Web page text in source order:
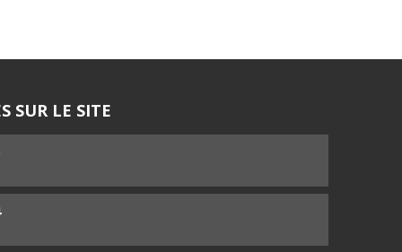
SUR LE SITE